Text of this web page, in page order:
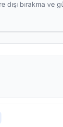
dışı bırakma